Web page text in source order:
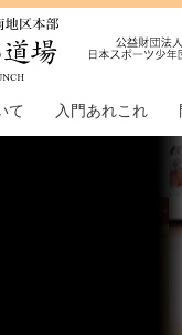
て 入門あれこれ